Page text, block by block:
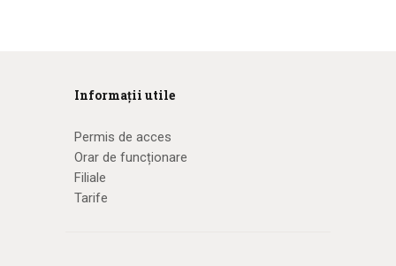
Informații utile
Permis de acces
Orar de funcționare
Filiale
Tarife